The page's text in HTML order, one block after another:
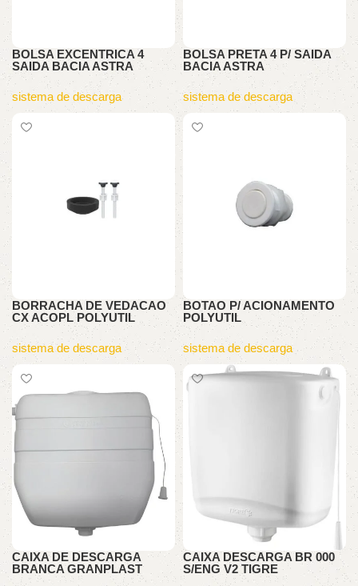
BOLSA EXCENTRICA 4
SAIDA BACIA ASTRA
sistema de descarga
BOLSA PRETA 4 P/ SAIDA
BACIA ASTRA
sistema de descarga
BORRACHA DE VEDACAO
CX ACOPL POLYUTIL
sistema de descarga
BOTAO P/ ACIONAMENTO
POLYUTIL
sistema de descarga
CAIXA DE DESCARGA
BRANCA GRANPLAST
CAIXA DESCARGA BR 000
S/ENG V2 TIGRE